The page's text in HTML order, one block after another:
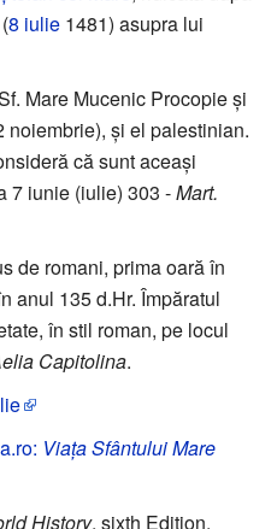
8 iulie 1481) asupra lui
Mare Mucenic Procopie și
și el palestinian.
că sunt aceași
7 iunie (iulie) 303 -Mart.
de romani, prima oară în
anul 135 d.Hr. Împăratul
în stil roman, pe locul
Capitolina.
Viața Sfântului Mare
History, sixth Edition,